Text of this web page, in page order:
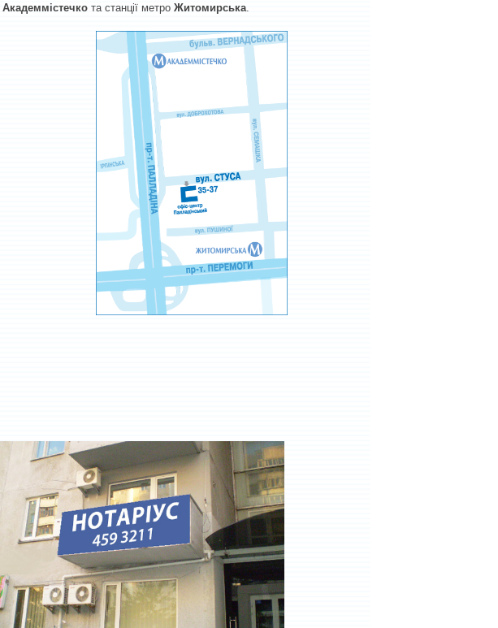
Академмістечкота станції метро Житомирська.